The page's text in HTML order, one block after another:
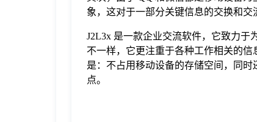
象，这对于一部分关键信息的交换和交
J2L3x 是一款企业交流软件，它致力于
不一样，它更注重于各种工作相关的
是：不占用移动设备的存储空间，同
点。